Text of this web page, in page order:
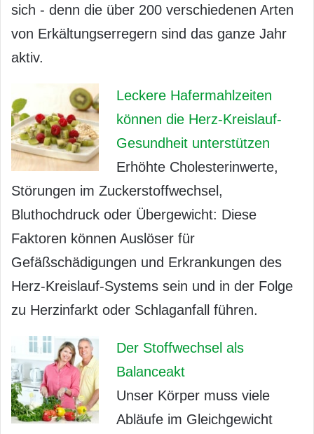
sich - denn die über 200 verschiedenen Arten
von Erkältungserregern sind das ganze Jahr
aktiv.
Leckere Hafermahlzeiten
können die Herz-Kreislauf-
Gesundheit unterstützen
Erhöhte Cholesterinwerte,
Störungen im Zuckerstoffwechsel,
Bluthochdruck oder Übergewicht: Diese
Faktoren können Auslöser für
Gefäßschädigungen und Erkrankungen des
Herz-Kreislauf-Systems sein und in der Folge
zu Herzinfarkt oder Schlaganfall führen.
Der Stoffwechsel als
Balanceakt
Unser Körper muss viele
Abläufe im Gleichgewicht